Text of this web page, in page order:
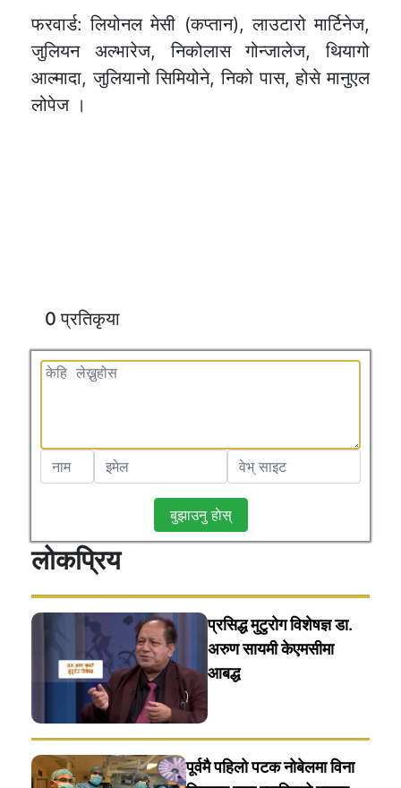
फरवार्ड: लियोनल मेसी (कप्तान), लाउटारो मार्टिनेज,
जुलियन अल्भारेज, निकोलास गोन्जालेज, थियागो
आल्मादा, जुलियानो सिमियोने, निको पास, होसे मानुएल
लोपेज ।
0 प्रतिकृया
बुझाउनु हाेस्
लोकप्रिय
प्रसिद्ध मुटुरोग विशेषज्ञ डा.
अरुण सायमी केएमसीमा
आबद्ध
पूर्वमै पहिलो पटक नोबेलमा विना